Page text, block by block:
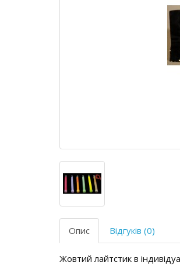
Опис Відгуків (0)
Жовтий лайтстик в